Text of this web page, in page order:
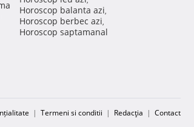
Horoscop balanta azi,
Horoscop berbec azi,
Horoscop saptamanal
| Termeni si conditii | Redacţia | Contact